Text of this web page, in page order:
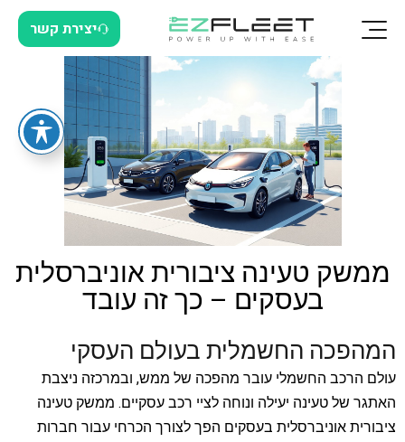
יצירת קשר
ממשק טעינה ציבורית אוניברסלית
בעסקים – כך זה עובד
המהפכה החשמלית בעולם העסקי
עולם הרכב החשמלי עובר מהפכה של ממש, ובמרכזה ניצבת
האתגר של טעינה יעילה ונוחה לציי רכב עסקיים. ממשק טעינה
ציבורית אוניברסלית בעסקים הפך לצורך הכרחי עבור חברות